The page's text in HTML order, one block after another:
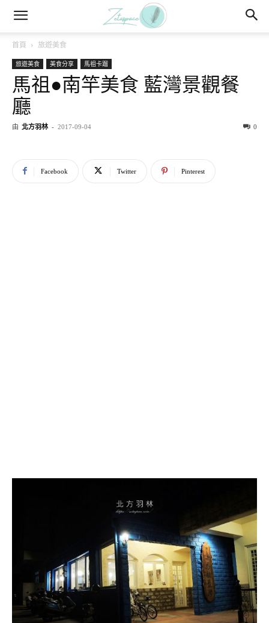
首頁 旅遊美食
旅遊美食 美食分享 馬祖卡蹓
馬祖●南竿美食 藍灣景觀餐
廳
由 北方羽林 - 2017-09-04 0
Facebook Twitter Pinterest